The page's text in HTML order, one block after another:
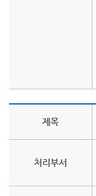
제목
처리부서